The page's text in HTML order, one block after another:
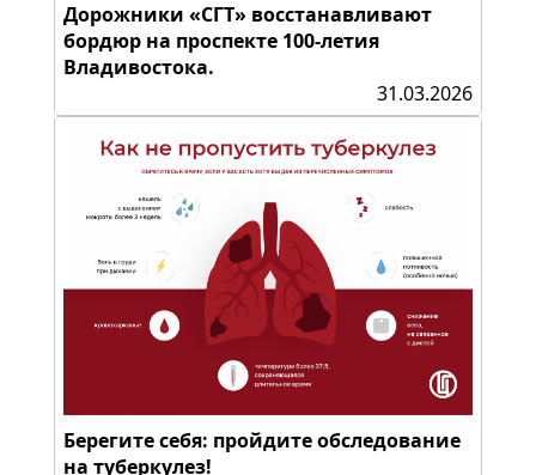
Дорожники «СГТ» восстанавливают
бордюр на проспекте 100-летия
Владивостока.
31.03.2026
Берегите себя: пройдите обследование
на туберкулез!